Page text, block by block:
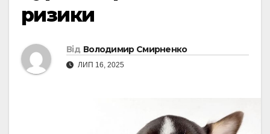
ризики
Від Володимир Смирненко
ЛИП 16, 2025